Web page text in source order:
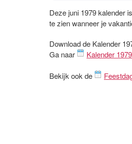
Deze juni 1979 kalender
te zien wanneer je
Download de Kalender
Ga naar
Kalender 1979
Bekijk ook de